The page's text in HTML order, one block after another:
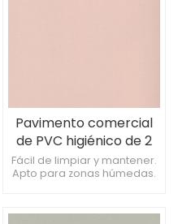
Pavimento comercial
de PVC higiénico de 2
mm para pasillos
Fácil de limpiar y mantener.
Apto para zonas húmedas.